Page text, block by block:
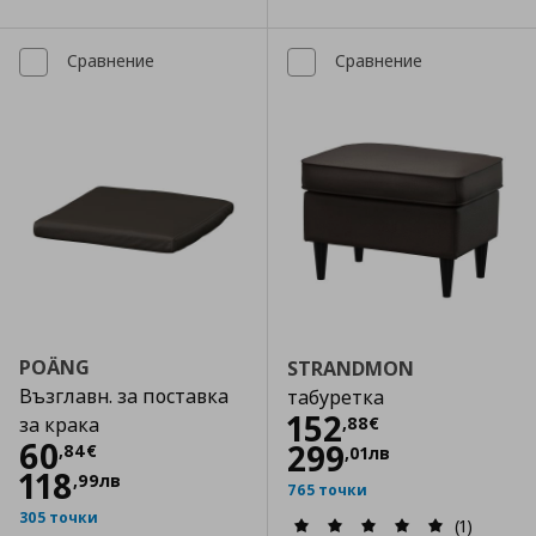
Сравнение
POÄNG
Възглавн. за поставка
за крака
60,84€
Цена
118,99лв
305 точки
Сравнение
STRANDMON
табуретка
152,88€
Цена
299,01лв
765 точки
(1)